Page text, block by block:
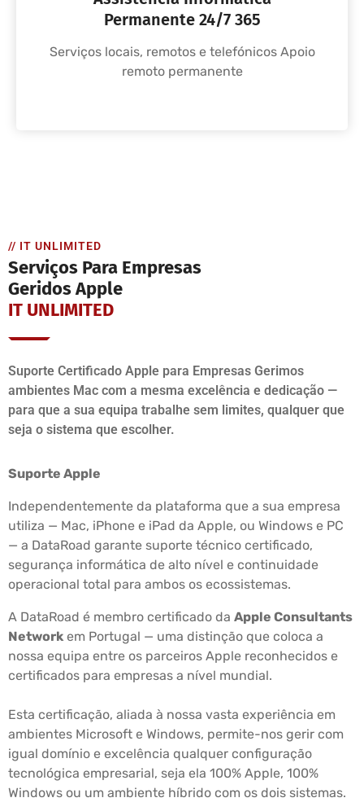
Permanente 24/7 365
Serviços locais, remotos e telefónicos Apoio
remoto permanente
// IT UNLIMITED
Serviços Para Empresas
Geridos Apple
IT UNLIMITED
Suporte Certificado Apple para Empresas Gerimos
ambientes Mac com a mesma excelência e dedicação —
para que a sua equipa trabalhe sem limites, qualquer que
seja o sistema que escolher.
Suporte Apple
Independentemente da plataforma que a sua empresa
utiliza — Mac, iPhone e iPad da Apple, ou Windows e PC
— a DataRoad garante suporte técnico certificado,
segurança informática de alto nível e continuidade
operacional total para ambos os ecossistemas.
A DataRoad é membro certificado da Apple Consultants
Network em Portugal — uma distinção que coloca a
nossa equipa entre os parceiros Apple reconhecidos e
certificados para empresas a nível mundial.
Esta certificação, aliada à nossa vasta experiência em
ambientes Microsoft e Windows, permite-nos gerir com
igual domínio e excelência qualquer configuração
tecnológica empresarial, seja ela 100% Apple, 100%
Windows ou um ambiente híbrido com os dois sistemas.